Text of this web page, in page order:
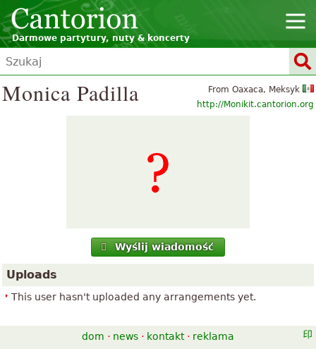
Darmowe partytury, nuty & koncerty
From Oaxaca, Meksyk
http://Monikit.cantorion.org
Monica Padilla
Wyślij wiadomość
Uploads
This user hasn't uploaded any arrangements yet.
dom · news · kontakt · reklama